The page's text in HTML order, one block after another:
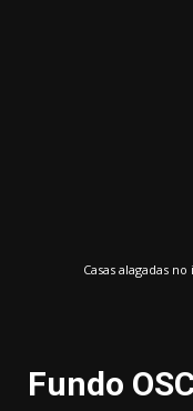
Casas alagadas
Fundo